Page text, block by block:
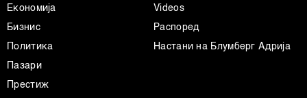
Економија
Бизнис
Политика
Пазари
Престиж
Videos
Распоред
Настани на Блумберг Адрија